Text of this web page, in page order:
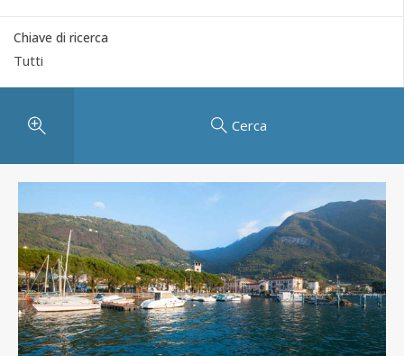
Chiave di ricerca
Cerca